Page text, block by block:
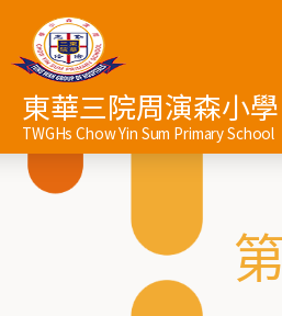
東華三院周演森小學
TWGHs Chow Yin Sum Primary School